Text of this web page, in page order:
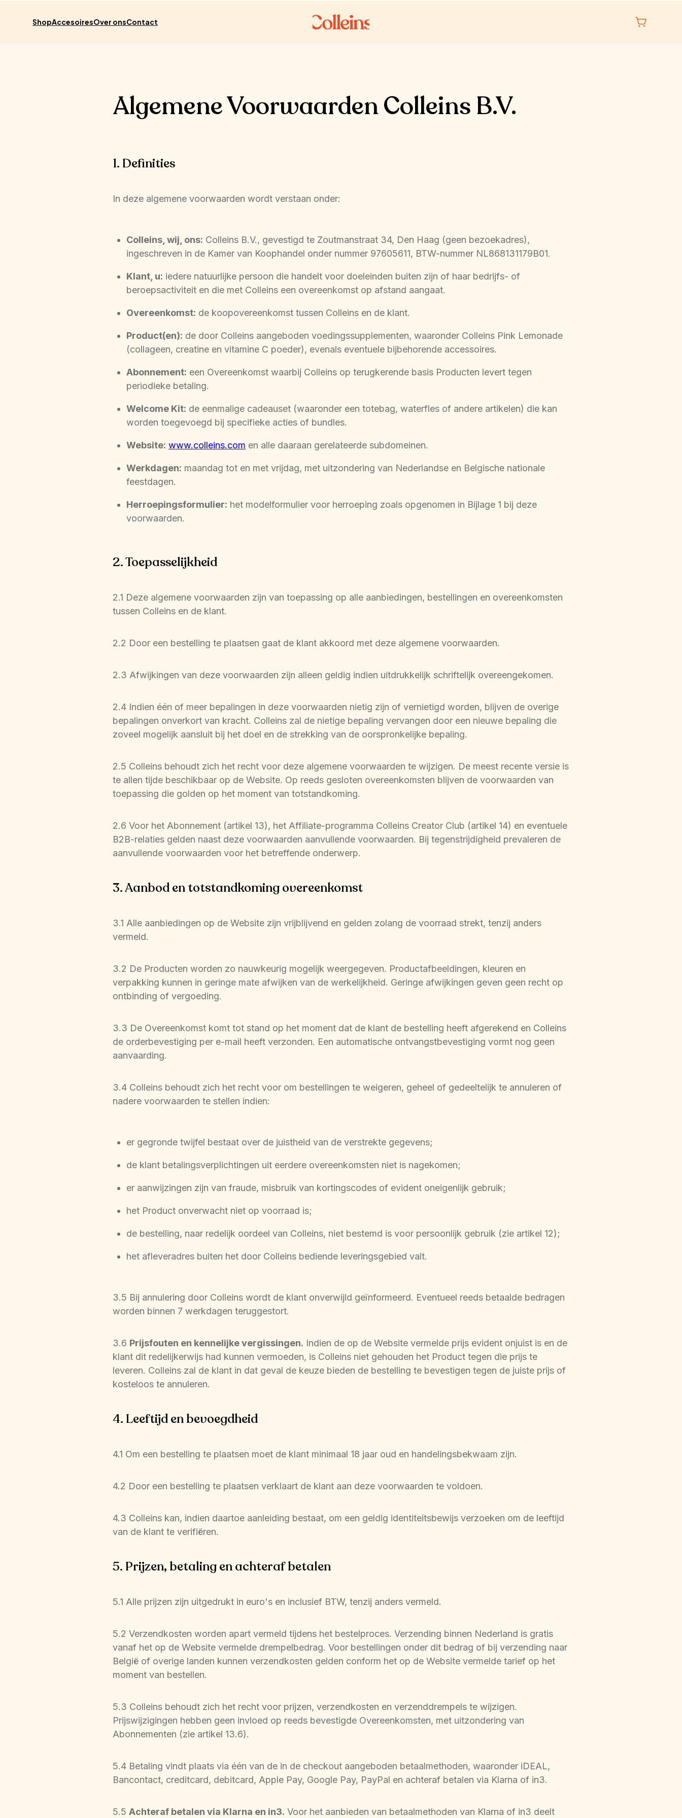
Meteen
contentShopAccesoiresOver onsContact
Algemene Voorwaarden Colleins B.V.
1. Definities
In deze algemene voorwaarden wordt verstaan onder:
Colleins, wij, ons: Colleins B.V., gevestigd te Zoutmanstraat 34, Den Haag (geen bezoekadres),
ingeschreven in de Kamer van Koophandel onder nummer 97605611, BTW-nummer NL868131179B01.
Klant, u: iedere natuurlijke persoon die handelt voor doeleinden buiten zijn of haar bedrijfs- of
beroepsactiviteit en die met Colleins een overeenkomst op afstand aangaat.
Overeenkomst: de koopovereenkomst tussen Colleins en de klant.
Product(en): de door Colleins aangeboden voedingssupplementen, waaronder Colleins Pink Lemonade
(collageen, creatine en vitamine C poeder), evenals eventuele bijbehorende accessoires.
Abonnement: een Overeenkomst waarbij Colleins op terugkerende basis Producten levert tegen
periodieke betaling.
Welcome Kit: de eenmalige cadeauset (waaronder een totebag, waterfles of andere artikelen) die kan
worden toegevoegd bij specifieke acties of bundles.
Website: www.colleins.com en alle daaraan gerelateerde subdomeinen.
Werkdagen: maandag tot en met vrijdag, met uitzondering van Nederlandse en Belgische nationale
feestdagen.
Herroepingsformulier: het modelformulier voor herroeping zoals opgenomen in Bijlage 1 bij deze
voorwaarden.
2. Toepasselijkheid
2.1 Deze algemene voorwaarden zijn van toepassing op alle aanbiedingen, bestellingen en overeenkomsten
tussen Colleins en de klant.
2.2 Door een bestelling te plaatsen gaat de klant akkoord met deze algemene voorwaarden.
2.3 Afwijkingen van deze voorwaarden zijn alleen geldig indien uitdrukkelijk schriftelijk overeengekomen.
2.4 Indien één of meer bepalingen in deze voorwaarden nietig zijn of vernietigd worden, blijven de overige
bepalingen onverkort van kracht. Colleins zal de nietige bepaling vervangen door een nieuwe bepaling die
zoveel mogelijk aansluit bij het doel en de strekking van de oorspronkelijke bepaling.
2.5 Colleins behoudt zich het recht voor deze algemene voorwaarden te wijzigen. De meest recente versie is
te allen tijde beschikbaar op de Website. Op reeds gesloten overeenkomsten blijven de voorwaarden van
toepassing die golden op het moment van totstandkoming.
2.6 Voor het Abonnement (artikel 13), het Affiliate-programma Colleins Creator Club (artikel 14) en eventuele
B2B-relaties gelden naast deze voorwaarden aanvullende voorwaarden. Bij tegenstrijdigheid prevaleren de
aanvullende voorwaarden voor het betreffende onderwerp.
3. Aanbod en totstandkoming overeenkomst
3.1 Alle aanbiedingen op de Website zijn vrijblijvend en gelden zolang de voorraad strekt, tenzij anders
vermeld.
3.2 De Producten worden zo nauwkeurig mogelijk weergegeven. Productafbeeldingen, kleuren en
verpakking kunnen in geringe mate afwijken van de werkelijkheid. Geringe afwijkingen geven geen recht op
ontbinding of vergoeding.
3.3 De Overeenkomst komt tot stand op het moment dat de klant de bestelling heeft afgerekend en Colleins
de orderbevestiging per e-mail heeft verzonden. Een automatische ontvangstbevestiging vormt nog geen
aanvaarding.
3.4 Colleins behoudt zich het recht voor om bestellingen te weigeren, geheel of gedeeltelijk te annuleren of
nadere voorwaarden te stellen indien:
er gegronde twijfel bestaat over de juistheid van de verstrekte gegevens;
de klant betalingsverplichtingen uit eerdere overeenkomsten niet is nagekomen;
er aanwijzingen zijn van fraude, misbruik van kortingscodes of evident oneigenlijk gebruik;
het Product onverwacht niet op voorraad is;
de bestelling, naar redelijk oordeel van Colleins, niet bestemd is voor persoonlijk gebruik (zie artikel 12);
het afleveradres buiten het door Colleins bediende leveringsgebied valt.
3.5 Bij annulering door Colleins wordt de klant onverwijld geïnformeerd. Eventueel reeds betaalde bedragen
worden binnen 7 werkdagen teruggestort.
3.6 Prijsfouten en kennelijke vergissingen. Indien de op de Website vermelde prijs evident onjuist is en de
klant dit redelijkerwijs had kunnen vermoeden, is Colleins niet gehouden het Product tegen die prijs te
leveren. Colleins zal de klant in dat geval de keuze bieden de bestelling te bevestigen tegen de juiste prijs of
kosteloos te annuleren.
4. Leeftijd en bevoegdheid
4.1 Om een bestelling te plaatsen moet de klant minimaal 18 jaar oud en handelingsbekwaam zijn.
4.2 Door een bestelling te plaatsen verklaart de klant aan deze voorwaarden te voldoen.
4.3 Colleins kan, indien daartoe aanleiding bestaat, om een geldig identiteitsbewijs verzoeken om de leeftijd
van de klant te verifiëren.
5. Prijzen, betaling en achteraf betalen
5.1 Alle prijzen zijn uitgedrukt in euro's en inclusief BTW, tenzij anders vermeld.
5.2 Verzendkosten worden apart vermeld tijdens het bestelproces. Verzending binnen Nederland is gratis
vanaf het op de Website vermelde drempelbedrag. Voor bestellingen onder dit bedrag of bij verzending naar
België of overige landen kunnen verzendkosten gelden conform het op de Website vermelde tarief op het
moment van bestellen.
5.3 Colleins behoudt zich het recht voor prijzen, verzendkosten en verzenddrempels te wijzigen.
Prijswijzigingen hebben geen invloed op reeds bevestigde Overeenkomsten, met uitzondering van
Abonnementen (zie artikel 13.6).
5.4 Betaling vindt plaats via één van de in de checkout aangeboden betaalmethoden, waaronder iDEAL,
Bancontact, creditcard, debitcard, Apple Pay, Google Pay, PayPal en achteraf betalen via Klarna of in3.
5.5 Achteraf betalen via Klarna en in3. Voor het aanbieden van betaalmethoden van Klarna of in3 deelt